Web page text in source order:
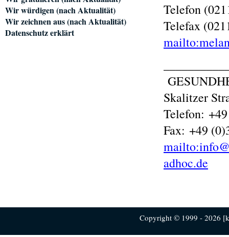
Telefon
Telefax
Skalitzer
Telefon:
Fax: +49
adhoc.de
Wir würdigen (nach Aktualität)
Wir zeichnen aus (nach Aktualität)
Datenschutz erklärt
Copyright © 1999 - 2026